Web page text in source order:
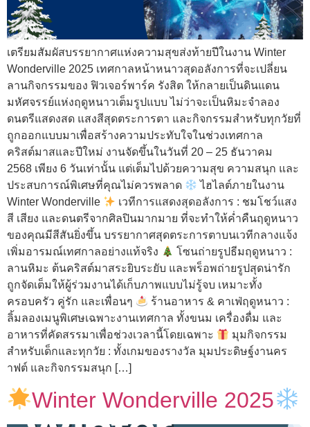
เตรียมสัมผัสบรรยากาศแห่งความสุขส่งท้ายปีในงาน Winter
Wonderville 2025 เทศกาลหน้าหนาวสุดอลังการที่จะเปลี่ยน
ลานกิจกรรมของ ฟิวเจอร์พาร์ค รังสิต ให้กลายเป็นดินแดน
มหัศจรรย์แห่งฤดูหนาวเต็มรูปแบบ ไม่ว่าจะเป็นหิมะจำลอง
ดนตรีแสดงสด แสงสีสุดตระการตา และกิจกรรมสำหรับทุกวัยที่
ถูกออกแบบมาเพื่อสร้างความประทับใจในช่วงเทศกาล
คริสต์มาสและปีใหม่ งานจัดขึ้นในวันที่ 20 – 25 ธันวาคม
2568 เพียง 6 วันเท่านั้น แต่เต็มไปด้วยความสุข ความสนุก และ
ประสบการณ์พิเศษที่คุณไม่ควรพลาด
ไฮไลต์ภายในงาน
Winter Wonderville
เวทีการแสดงสุดอลังการ : ชมโชว์แสง
สี เสียง และดนตรีจากศิลปินมากมาย ที่จะทำให้ค่ำคืนฤดูหนาว
ของคุณมีสีสันยิ่งขึ้น บรรยากาศสุดตระการตาบนเวทีกลางแจ้ง
เพิ่มอารมณ์เทศกาลอย่างแท้จริง
โซนถ่ายรูปธีมฤดูหนาว :
ลานหิมะ ต้นคริสต์มาสระยิบระยับ และพร็อพถ่ายรูปสุดน่ารัก
ถูกจัดเต็มให้ผู้ร่วมงานได้เก็บภาพแบบไม่รู้จบ เหมาะทั้ง
ครอบครัว คู่รัก และเพื่อนๆ
ร้านอาหาร & คาเฟ่ฤดูหนาว :
ลิ้มลองเมนูพิเศษเฉพาะงานเทศกาล ทั้งขนม เครื่องดื่ม และ
อาหารที่คัดสรรมาเพื่อช่วงเวลานี้โดยเฉพาะ
มุมกิจกรรม
สำหรับเด็กและทุกวัย : ทั้งเกมของรางวัล มุมประดิษฐ์งานคร
าฟต์ และกิจกรรมสนุก […]
Winter Wonderville 2025